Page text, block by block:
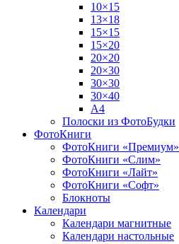
10×15
13×18
15×15
15×20
20×20
20×30
30×30
30×40
A4
Полоски из ФотоБудки
ФотоКниги
ФотоКниги «Премиум»
ФотоКниги «Слим»
ФотоКниги «Лайт»
ФотоКниги «Софт»
Блокноты
Календари
Календари магнитные
Календари настольные